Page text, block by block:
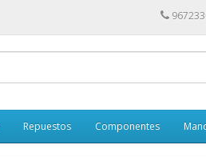
Repuestos Componentes